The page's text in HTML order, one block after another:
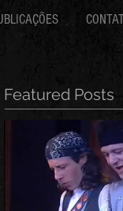
Featured Posts